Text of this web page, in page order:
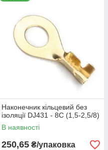
Наконечник кільцевий без
ізоляції DJ431 - 8С (1,5-2,5/8)
В наявності
250,65 ₴/упаковка